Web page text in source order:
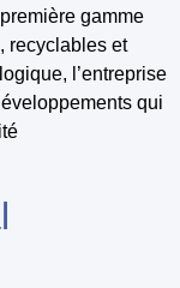
gamme
recyclables et
l’entreprise
qui